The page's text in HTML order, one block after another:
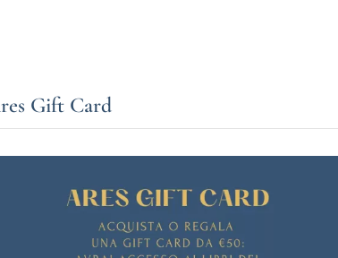
Gift Card